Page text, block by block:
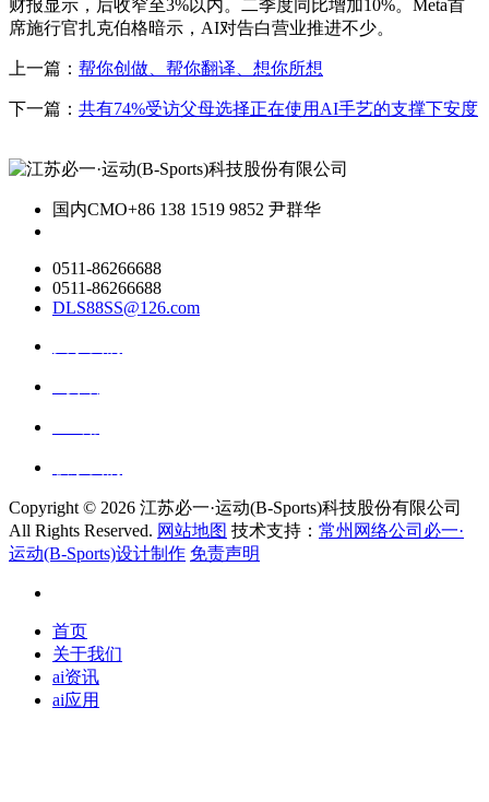
财报显示，后收窄至3%以内。二季度同比增加10%。Meta首
席施行官扎克伯格暗示，AI对告白营业推进不少。
上一篇： 帮你创做、帮你翻译、想你所想
下一篇： 共有74%受访父母选择正在使用AI手艺的支撑下安度
国内CMO+86 138 1519 9852 尹群华
0511-86266688
0511-86266688
DLS88SS@126.com
Copyright © 2026 江苏必一·运动(B-Sports)科技股份有限公司
All Rights Reserved. 网站地图 技术支持： 常州网络公司必一·
运动(B-Sports)设计制作 免责声明
首页
关于我们
ai资讯
ai应用